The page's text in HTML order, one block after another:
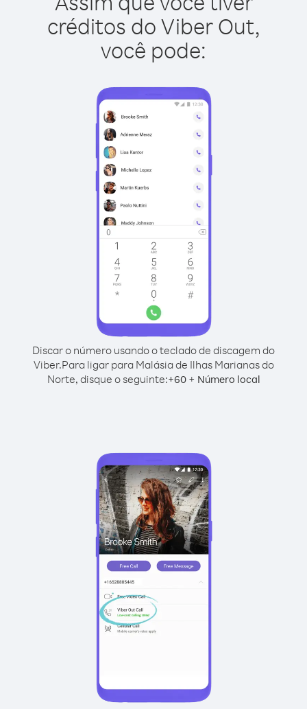
créditos do Viber Out,
você pode:
Discar o número usando o teclado de discagem do
Viber.Para ligar para Malásia de Ilhas Marianas do
Norte, disque o seguinte:+60+ Número local